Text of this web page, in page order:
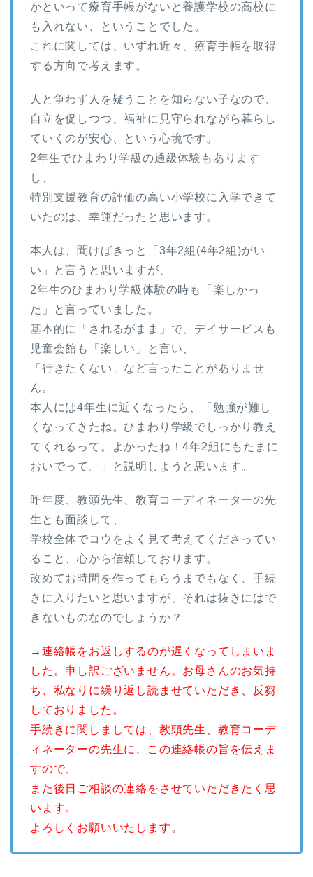
かといって療育手帳がないと養護学校の高校に
も入れない、ということでした。
これに関しては、いずれ近々、療育手帳を取得
する方向で考えます。
人と争わず人を疑うことを知らない子なので、
自立を促しつつ、福祉に見守られながら暮らし
ていくのが安心、という心境です。
2年生でひまわり学級の通級体験もあります
し、
特別支援教育の評価の高い小学校に入学できて
いたのは、幸運だったと思います。
本人は、聞けばきっと「3年2組(4年2組)がい
い」と言うと思いますが、
2年生のひまわり学級体験の時も「楽しかっ
た」と言っていました。
基本的に「されるがまま」で、デイサービスも
児童会館も「楽しい」と言い、
「行きたくない」など言ったことがありませ
ん。
本人には4年生に近くなったら、「勉強が難し
くなってきたね。ひまわり学級でしっかり教え
てくれるって。よかったね！4年2組にもたまに
おいでって。」と説明しようと思います。
昨年度、教頭先生、教育コーディネーターの先
生とも面談して、
学校全体でコウをよく見て考えてくださってい
ること、心から信頼しております。
改めてお時間を作ってもらうまでもなく、手続
きに入りたいと思いますが、それは抜きにはで
きないものなのでしょうか？
→連絡帳をお返しするのが遅くなってしまいま
した。申し訳ございません。お母さんのお気持
ち、私なりに繰り返し読ませていただき、反芻
しておりました。
手続きに関しましては、教頭先生、教育コーデ
ィネーターの先生に、この連絡帳の旨を伝えま
すので、
また後日ご相談の連絡をさせていただきたく思
います。
よろしくお願いいたします。